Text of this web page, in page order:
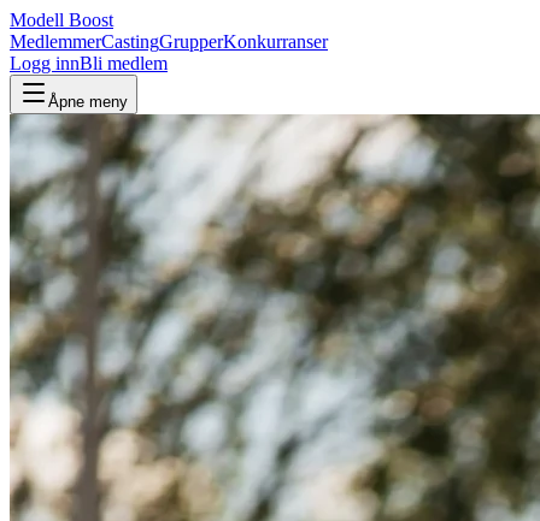
Modell Boost
MedlemmerCastingGrupperKonkurranser
Logg innBli medlem
Åpne meny